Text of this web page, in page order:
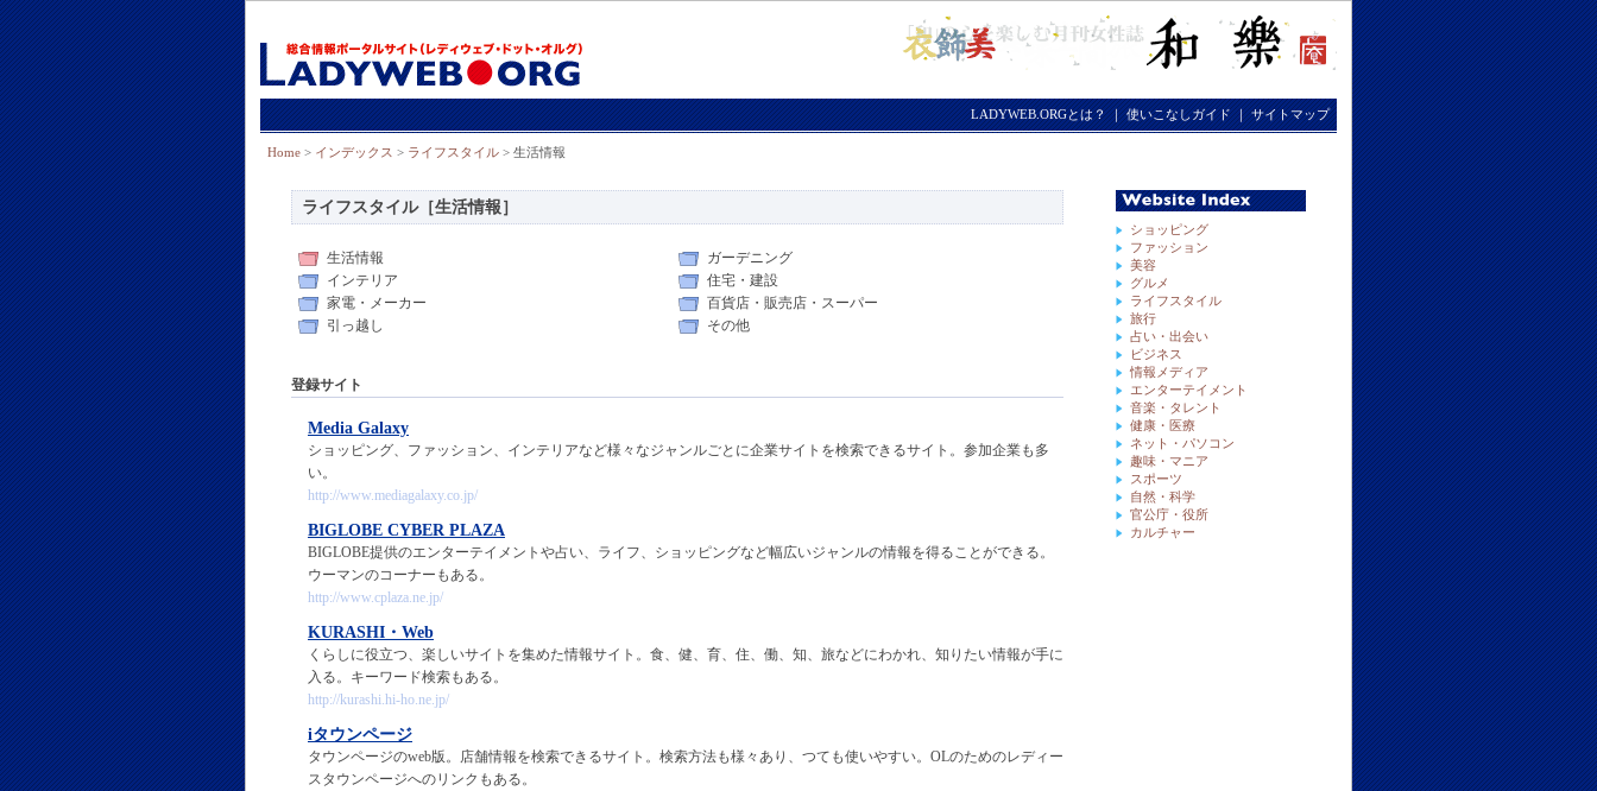
LADYWEB.ORGとは？｜使いこなしガイド｜サイトマップ
Home > インデックス > ライフスタイル > 生活情報
ライフスタイル［生活情報］
生活情報
ガーデニング
インテリア
住宅・建設
家電・メーカー
百貨店・販売店・スーパー
引っ越し
その他
登録サイト
Media Galaxy
ショッピング、ファッション、インテリアなど様々なジャンルごとに企業サイトを検索できるサイト。参加企業も多
い。
http://www.mediagalaxy.co.jp/
BIGLOBE CYBER PLAZA
BIGLOBE提供のエンターテイメントや占い、ライフ、ショッピングなど幅広いジャンルの情報を得ることができる。
ウーマンのコーナーもある。
http://www.cplaza.ne.jp/
KURASHI・Web
くらしに役立つ、楽しいサイトを集めた情報サイト。食、健、育、住、働、知、旅などにわかれ、知りたい情報が手に
入る。キーワード検索もある。
http://kurashi.hi-ho.ne.jp/
iタウンページ
タウンページのweb版。店舗情報を検索できるサイト。検索方法も様々あり、つても使いやすい。OLのためのレディー
スタウンページへのリンクもある。